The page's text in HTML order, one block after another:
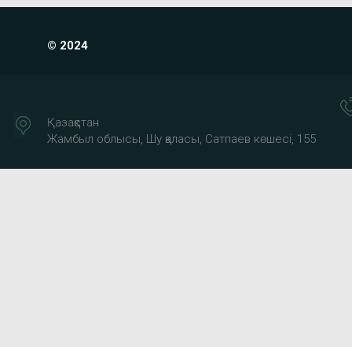
© 2024
Қазақстан
Жамбыл облысы, Шу қаласы, Сатпаев көшесі, 155